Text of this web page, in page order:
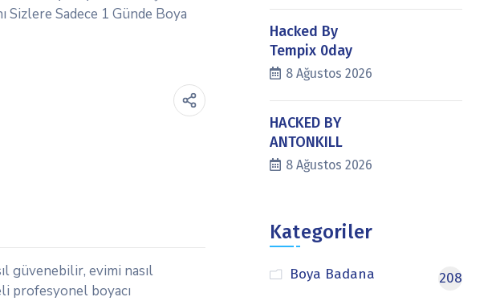
Sizlere Sadece 1 Günde Boya
güvenebilir, evimi nasıl
profesyonel boyacı
Hacked By
Tempix 0day
8 Ağustos 2026
HACKED BY
ANTONKILL
8 Ağustos 2026
Kategoriler
Boya Badana
208